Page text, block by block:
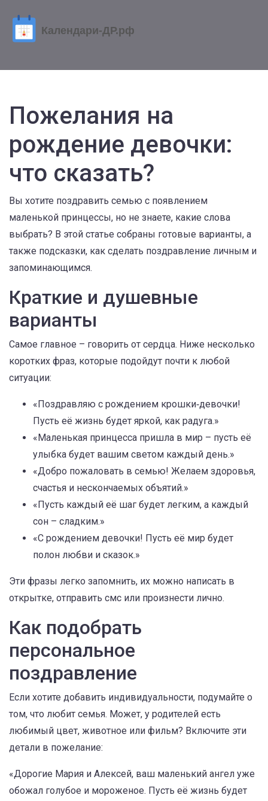
Пожелания на
рождение девочки:
что сказать?
Вы хотите поздравить семью с появлением
маленькой принцессы, но не знаете, какие слова
выбрать? В этой статье собраны готовые варианты, а
также подсказки, как сделать поздравление личным и
запоминающимся.
Краткие и душевные
варианты
Самое главное – говорить от сердца. Ниже несколько
коротких фраз, которые подойдут почти к любой
ситуации:
«Поздравляю с рождением крошки‑девочки!
Пусть её жизнь будет яркой, как радуга.»
«Маленькая принцесса пришла в мир – пусть её
улыбка будет вашим светом каждый день.»
«Добро пожаловать в семью! Желаем здоровья,
счастья и нескончаемых объятий.»
«Пусть каждый её шаг будет легким, а каждый
сон – сладким.»
«С рождением девочки! Пусть её мир будет
полон любви и сказок.»
Эти фразы легко запомнить, их можно написать в
открытке, отправить смс или произнести лично.
Как подобрать
персональное
поздравление
Если хотите добавить индивидуальности, подумайте о
том, что любит семья. Может, у родителей есть
любимый цвет, животное или фильм? Включите эти
детали в пожелание:
«Дорогие Мария и Алексей, ваш маленький ангел уже
обожал голубое и мороженое. Пусть её жизнь будет